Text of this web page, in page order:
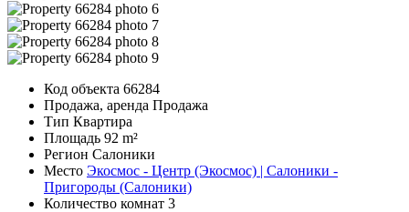
Код объекта 66284
Продажа, аренда Продажа
Тип Квартира
Площадь 92 m²
Регион Салоники
Место Экосмос - Центр (Экосмос) | Салоники -
Пригороды (Салоники)
Количество комнат 3